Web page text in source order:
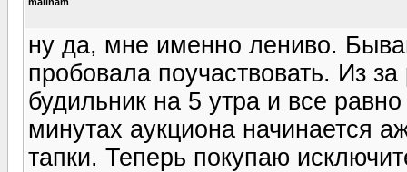
ну да, мне именно лениво.
пробовала поучаствовать. Из
будильник на 5 утра и все
минутах аукциона начинается
тапки. Теперь покупаю